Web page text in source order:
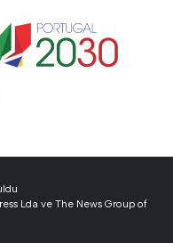
Lda ve The News Group of